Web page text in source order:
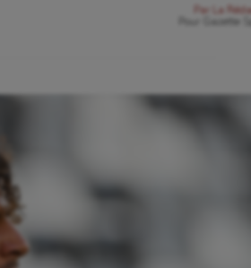
Par
La
Gazette